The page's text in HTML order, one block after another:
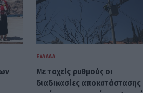
ΕΛΛΆΔΑ
Με ταχείς ρυθμούς οι
διαδικασίες αποκατάστασης